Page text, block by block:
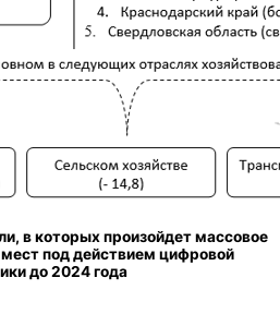
в которых произойдет массовое
под действием цифровой
до 2024 года